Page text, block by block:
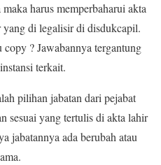
harus memperbaharui akta
di legalisir di disdukcapil.
? Jawabannya tergantung
terkait.
pilihan jabatan dari pejabat
sesuai yang tertulis di akta lahir
jabatannya ada berubah atau